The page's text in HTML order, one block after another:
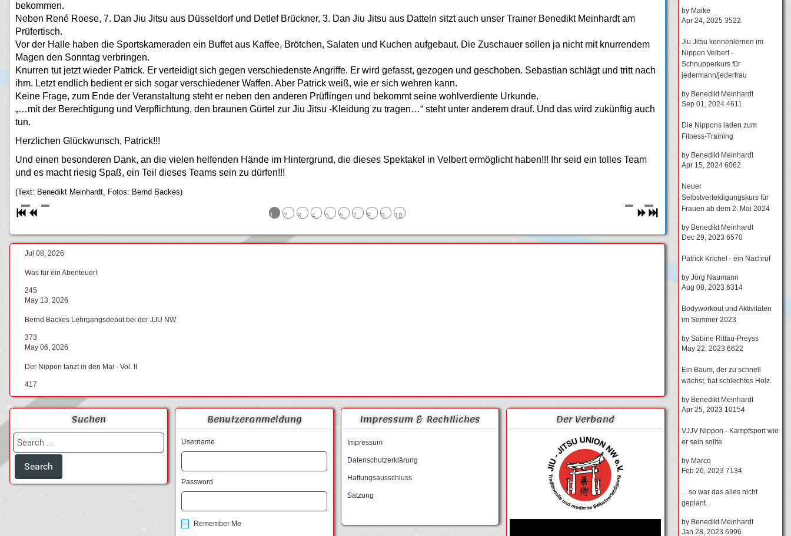
bekommen.
Neben René Roese, 7. Dan Jiu Jitsu aus Düsseldorf und Detlef Brückner, 3. Dan Jiu Jitsu aus Datteln sitzt auch unser Trainer Benedikt Meinhardt am
Prüfertisch.
Vor der Halle haben die Sportskameraden ein Buffet aus Kaffee, Brötchen, Salaten und Kuchen aufgebaut. Die Zuschauer sollen ja nicht mit knurrendem
Magen den Sonntag verbringen.
Knurren tut jetzt wieder Patrick. Er verteidigt sich gegen verschiedenste Angriffe. Er wird gefasst, gezogen und geschoben. Sebastian schlägt und tritt nach
ihm. Letzt endlich bedient er sich sogar verschiedener Waffen. Aber Patrick weiß, wie er sich wehren kann.
Keine Frage, zum Ende der Veranstaltung steht er neben den anderen Prüflingen und bekommt seine wohlverdiente Urkunde.
„…mit der Berechtigung und Verpflichtung, den braunen Gürtel zur Jiu Jitsu -Kleidung zu tragen…“ steht unter anderem drauf. Und das wird zukünftig auch
tun.
Herzlichen Glückwunsch, Patrick!!!
Und einen besonderen Dank, an die vielen helfenden Hände im Hintergrund, die dieses Spektakel in Velbert ermöglicht haben!!! Ihr seid ein tolles Team
und es macht riesig Spaß, ein Teil dieses Teams sein zu dürfen!!!
(Text: Benedikt Meinhardt, Fotos: Bernd Backes)
1 2 3 4 5 6 7 8 9 10
Jul 08, 2026
Was für ein Abenteuer!
245
May 13, 2026
Bernd Backes Lehrgangsdebüt bei der JJU NW
373
May 06, 2026
Der Nippon tanzt in den Mai - Vol. II
417
Suchen Benutzeranmeldung
Username
Password
Remember Me
Impressum & Rechtliches
Impressum
Datenschutzerklärung
Haftungsausschluss
Satzung
Der Verband
by Maike
Apr 24, 2025 3522
Jiu Jitsu kennenlernen im
Nippon Velbert -
Schnupperkurs für
jedermann/jederfrau
by Benedikt Meinhardt
Sep 01, 2024 4611
Die Nippons laden zum
Fitness-Training
by Benedikt Meinhardt
Apr 15, 2024 6062
Neuer
Selbstverteidigungskurs für
Frauen ab dem 2. Mai 2024
by Benedikt Meinhardt
Dec 29, 2023 6570
Patrick Krichel - ein Nachruf
by Jörg Naumann
Aug 08, 2023 6314
Bodyworkout und Aktivitäten
im Sommer 2023
by Sabine Rittau-Preyss
May 22, 2023 6622
Ein Baum, der zu schnell
wächst, hat schlechtes Holz.
by Benedikt Meinhardt
Apr 25, 2023 10154
VJJV Nippon - Kampfsport wie
er sein sollte
by Marco
Feb 26, 2023 7134
…so war das alles nicht
geplant.
by Benedikt Meinhardt
Jan 28, 2023 6996